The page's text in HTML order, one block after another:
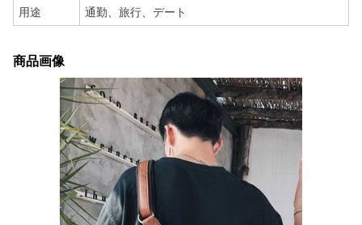
用途 通勤、旅行、デート
商品画像